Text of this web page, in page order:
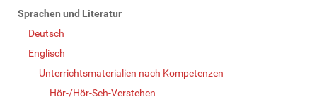
Sprachen und Literatur
Deutsch
Englisch
Unterrichtsmaterialien nach Kompetenzen
Hör-/Hör-Seh-Verstehen